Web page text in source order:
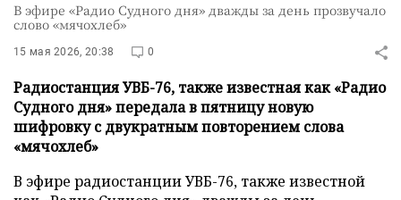
В эфире «Радио Судного дня» дважды за день прозвучало
слово «мячохлеб»
15 мая 2026, 20:38 0
Радиостанция УВБ-76, также известная как «Радио
Судного дня» передала в пятницу новую
шифровку с двукратным повторением слова
«мячохлеб»
В эфире радиостанции УВБ-76, также известной